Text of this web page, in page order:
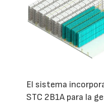
El sistema
STC 2B1A para la